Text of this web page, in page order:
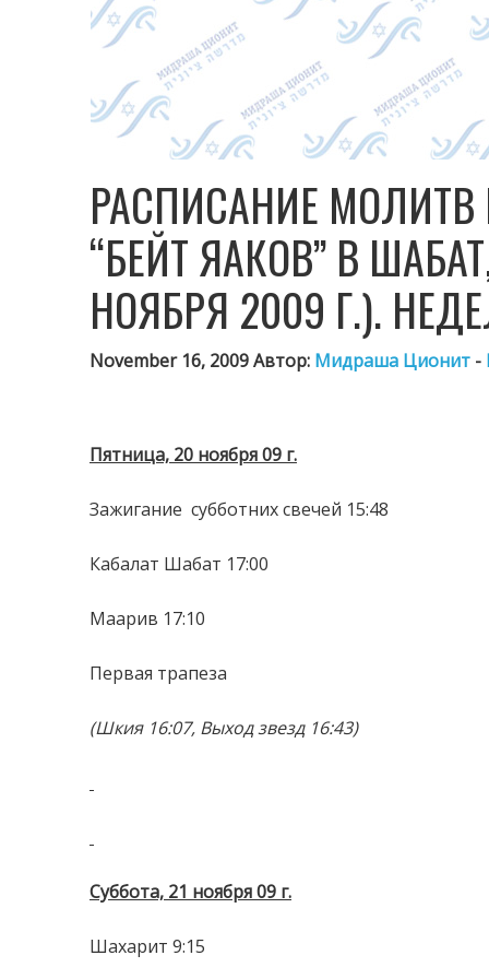
РАСПИСАНИЕ МОЛИТВ
“БЕЙТ ЯАКОВ” В
НОЯБРЯ 2009 Г.).
November 16, 2009 Автор: Мидраша Ционит -
Пятница, 20 ноября 09 г.
Зажигание субботних свечей 15:48
Кабалат Шабат 17:00
Маарив 17:10
Первая трапеза
(Шкия 16:07, Выход звезд 16:43)
Суббота, 21 ноября 09 г.
Шахарит 9:15